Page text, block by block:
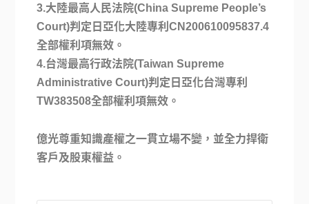
3.大陸最高人民法院(China Supreme People’s
Court)判定日亞化大陸專利CN200610095837.4
全部權利項無效。
4.台灣最高行政法院(Taiwan Supreme
Administrative Court)判定日亞化台灣專利
TW383508全部權利項無效。
億光尊重知識產權之一貫立場不變，並全力捍衛
客戶及股東權益。